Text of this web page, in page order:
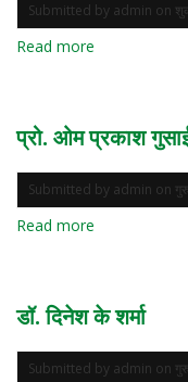
Submitted by admin on
Read more
अग्रवाल
प्रो. ओम प्रकाश
Submitted by admin on
Read more
गुसाईं
डॉ. दिनेश के शर्मा
Submitted by admin on